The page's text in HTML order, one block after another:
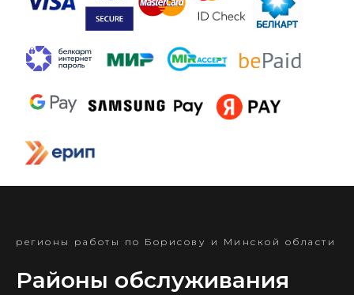
регионы работы по Борисову и Минской области
Районы обслуживания